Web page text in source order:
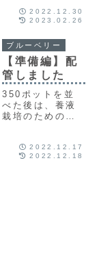
０本！ひとつひ
とつ大切に植え
2022.12.30
2023.02.26
ブルーベリー
【準備編】配
管しました
350ポットを並
べた後は、養液
栽培のための配
入機を起点と
し、主配管から
2022.12.17
2022.12.18